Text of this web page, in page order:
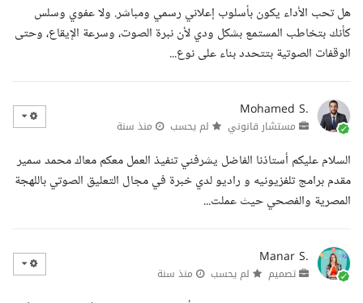
هل تحب الأداء يكون بأسلوب إعلاني رسمي ومباشر. ولا عفوي وسلس
كأنك بتخاطب المستمع بشكل ودي لأن نبرة الصوت، وسرعة الإيقاع، وحتى
الوقفات الصوتية بتتحدد بناء على نوع...
Mohamed S.
مستشار قانوني لم يحسب منذ سنة
السلام عليكم أستاذنا الفاضل يشرفني تنفيذ العمل معكم معاك محمد سمير
مقدم برامج تلفزيونيه و راديو لدي خبرة في مجال التعليق الصوتي باللهجة
المصرية والفصحي حيث عملت...
Manar S.
تصميم لم يحسب منذ سنة